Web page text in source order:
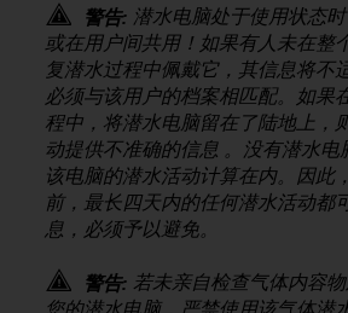
警告: 潜水电脑处于使用状态
或在用户间共用！如果有人未在整
复潜水过程中佩戴它，其信息将不
必须与该用户的档案相匹配。如果
程中，将潜水电脑留在了陆地上，
动提供不准确的信息 。没有潜水
该电脑的潜水活动计算在内。因此
前，最长四天内的任何潜水活动都
息，必须予以避免。
警告: 若未亲自检查气体内容